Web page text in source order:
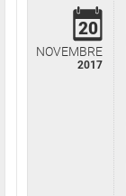
20
NOVEMBRE
2017